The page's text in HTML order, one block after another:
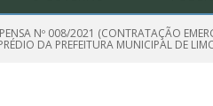
Nº 008/2021 (CONTRATAÇÃO
DA PREFEITURA MUNICIPAL DE